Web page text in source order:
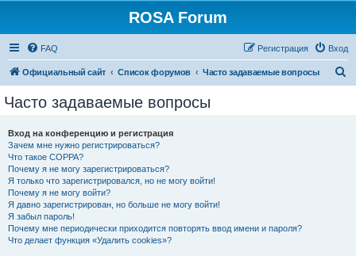
ROSA Forum
FAQ Вход
Регистрация
Официальный сайт Список форумов Часто задаваемые вопросы
Часто задаваемые вопросы
Вход на конференцию и регистрация
Зачем мне нужно регистрироваться?
Что такое COPPA?
Почему я не могу зарегистрироваться?
Я только что зарегистрировался, но не могу войти!
Почему я не могу войти?
Я давно зарегистрирован, но больше не могу войти!
Я забыл пароль!
Почему мне периодически приходится повторять ввод имени и пароля?
Что делает функция «Удалить cookies»?